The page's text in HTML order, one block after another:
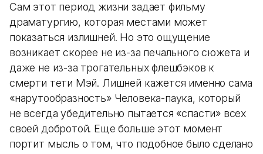
Сам этот период жизни задает фильму
драматургию, которая местами может
показаться излишней. Но это ощущение
возникает скорее не из-за печального сюжета и
даже не из-за трогательных флешбэков к
смерти тети Мэй. Лишней кажется именно сама
«нарутообразность» Человека-паука, который
не всегда убедительно пытается «спасти» всех
своей добротой. Еще больше этот момент
портит мысль о том, что подобное было сделано